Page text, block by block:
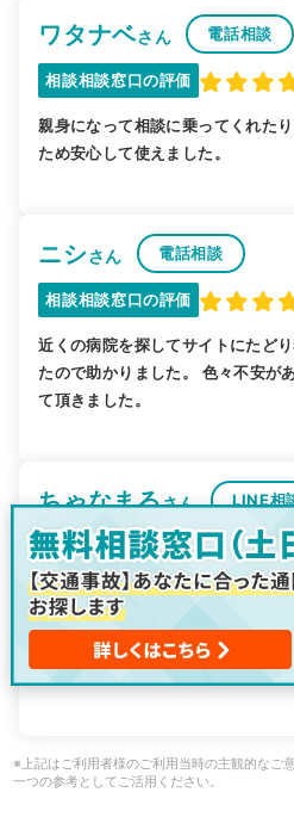
ワタナベさん 電話相談
相談相談窓口の評価
親身になって相談に乗ってくれた
ため安心して使えました。
ニシさん 電話相談
相談相談窓口の評価
近くの病院を探してサイトにたど
たので助かりました。 色々不安が
て頂きました。
ちゃなまるさん LINE相
相談相談窓口の評価
事故を起こして自分の怪我の対応
分からなかった時に、このサイト
LINEからなので、利用もしやすく
てくれて、優しい言葉もかけてく
※上記はご利用者様のご利用当時の主観的なご
一つの参考としてご活用ください。